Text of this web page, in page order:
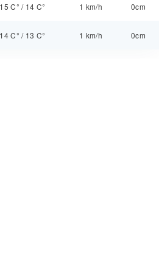
15 C° / 14 C° 1 km/h 0cm
14 C° / 13 C° 1 km/h 0cm